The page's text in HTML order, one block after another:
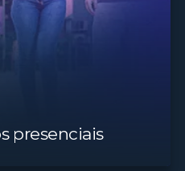
presenciais